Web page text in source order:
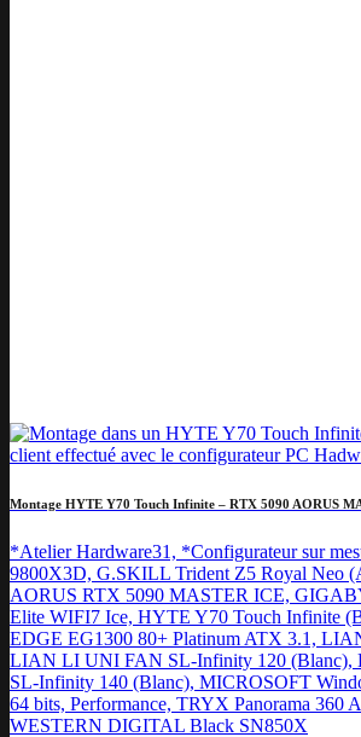
Montage HYTE Y70 Touch Infinite – RTX 5090 AORUS
*Atelier Hardware31, *Configurateur sur
9800X3D, G.SKILL Trident Z5 Royal Neo
AORUS RTX 5090 MASTER ICE,
Elite WIFI7 Ice, HYTE Y70 Touch Infinite
EDGE EG1300 80+ Platinum ATX 3.1,
LIAN LI UNI FAN SL-Infinity 120
SL-Infinity 140 (Blanc), MICROSOFT
64 bits, Performance, TRYX Panorama 360
WESTERN DIGITAL Black SN850X